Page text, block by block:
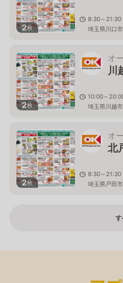
2枚
8:30～21:30
埼玉県川口
2枚
オ
川
10:00～
埼玉県川越
2枚
オ
北
8:30～21:30
埼玉県戸田
す